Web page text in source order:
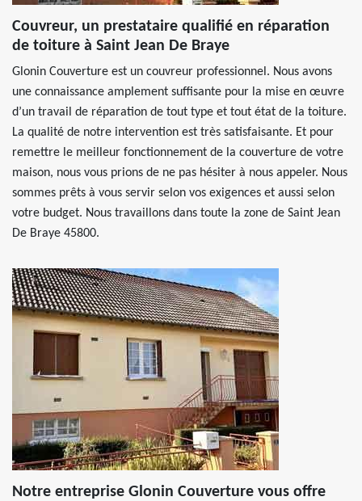
Couvreur, un prestataire qualifié en réparation
de toiture à Saint Jean De Braye
Glonin Couverture est un couvreur professionnel. Nous avons
une connaissance amplement suffisante pour la mise en œuvre
d’un travail de réparation de tout type et tout état de la toiture.
La qualité de notre intervention est très satisfaisante. Et pour
remettre le meilleur fonctionnement de la couverture de votre
maison, nous vous prions de ne pas hésiter à nous appeler. Nous
sommes prêts à vous servir selon vos exigences et aussi selon
votre budget. Nous travaillons dans toute la zone de Saint Jean
De Braye 45800.
Notre entreprise Glonin Couverture vous offre